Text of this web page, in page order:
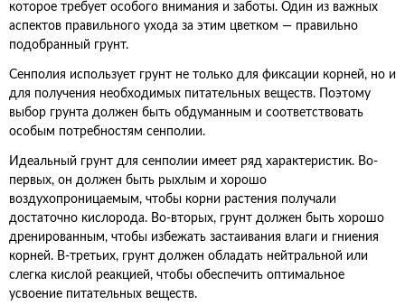
которое требует особого внимания и заботы. Один из важных
аспектов правильного ухода за этим цветком — правильно
подобранный грунт.
Сенполия использует грунт не только для фиксации корней, но и
для получения необходимых питательных веществ. Поэтому
выбор грунта должен быть обдуманным и соответствовать
особым потребностям сенполии.
Идеальный грунт для сенполии имеет ряд характеристик. Во-
первых, он должен быть рыхлым и хорошо
воздухопроницаемым, чтобы корни растения получали
достаточно кислорода. Во-вторых, грунт должен быть хорошо
дренированным, чтобы избежать застаивания влаги и гниения
корней. В-третьих, грунт должен обладать нейтральной или
слегка кислой реакцией, чтобы обеспечить оптимальное
усвоение питательных веществ.